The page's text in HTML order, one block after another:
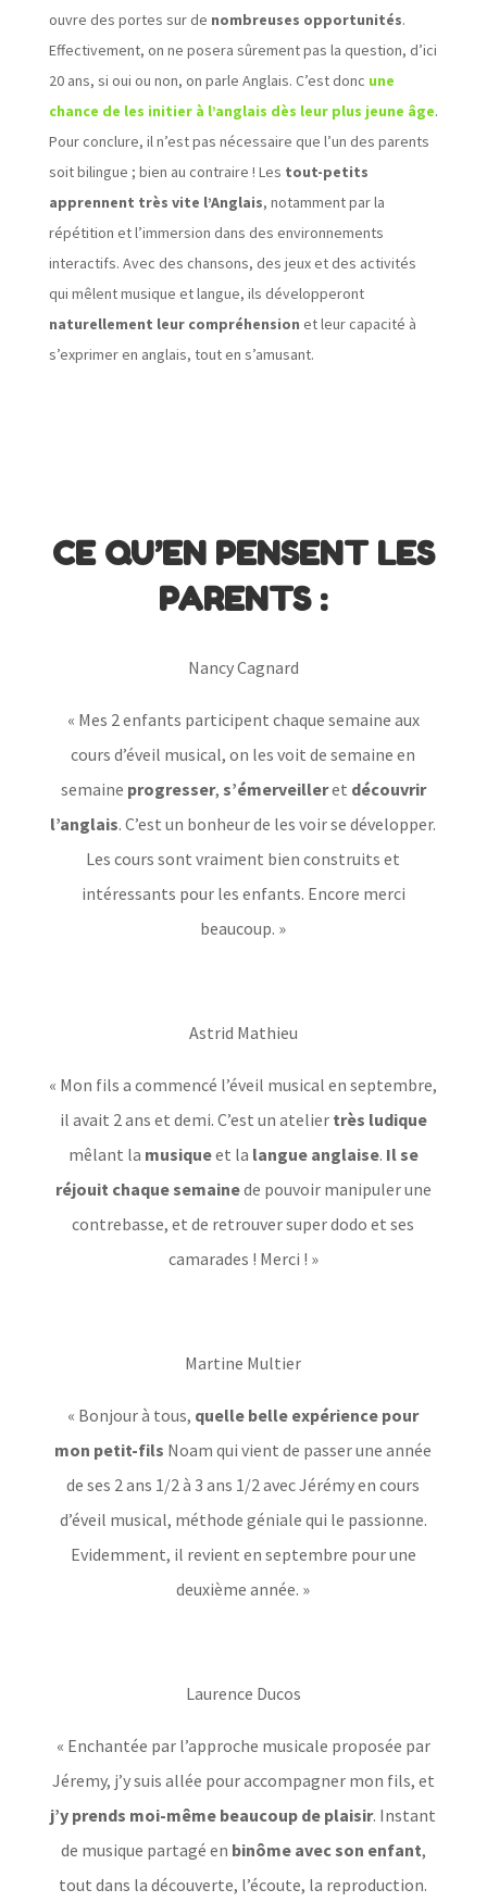
ouvre des portes sur de nombreuses opportunités.
Effectivement, on ne posera sûrement pas la question, d’ici
20 ans, si oui ou non, on parle Anglais. C’est donc une
chance de les initier à l’anglais dès leur plus jeune âge.
Pour conclure, il n’est pas nécessaire que l’un des parents
soit bilingue ; bien au contraire ! Les tout-petits
apprennent très vite l’Anglais, notamment par la
répétition et l’immersion dans des environnements
interactifs. Avec des chansons, des jeux et des activités
qui mêlent musique et langue, ils développeront
naturellement leur compréhension et leur capacité à
s’exprimer en anglais, tout en s’amusant.
CE QU’EN PENSENT LES
PARENTS :
Nancy Cagnard
« Mes 2 enfants participent chaque semaine aux
cours d’éveil musical, on les voit de semaine en
semaine progresser, s’émerveilleret découvrir
l’anglais. C’est un bonheur de les voir se développer.
Les cours sont vraiment bien construits et
intéressants pour les enfants. Encore merci
beaucoup. »
Astrid Mathieu
« Mon fils a commencé l’éveil musical en septembre,
il avait 2 ans et demi. C’est un atelier très ludique
mêlant la musiqueet la langue anglaise. Il se
réjouit chaque semainede pouvoir manipuler une
contrebasse, et de retrouver super dodo et ses
camarades ! Merci ! »
Martine Multier
« Bonjour à tous, quelle belle expérience pour
mon petit-fils Noam qui vient de passer une année
de ses 2 ans 1/2 à 3 ans 1/2 avec Jérémy en cours
d’éveil musical, méthode géniale qui le passionne.
Evidemment, il revient en septembre pour une
deuxième année. »
Laurence Ducos
« Enchantée par l’approche musicale proposée par
Jéremy, j’y suis allée pour accompagner mon fils, et
j’y prends moi-même beaucoup de plaisir. Instant
de musique partagé en binôme avec son enfant,
tout dans la découverte, l’écoute, la reproduction.